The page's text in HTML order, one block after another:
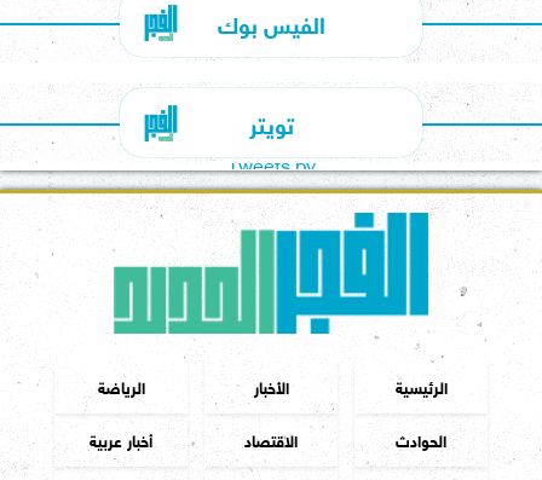
الفيس بوك
تويتر
Tweets by
الرئيسية الأخبار
الرياضة
الحوادث
الاقتصاد
أخبار عربية